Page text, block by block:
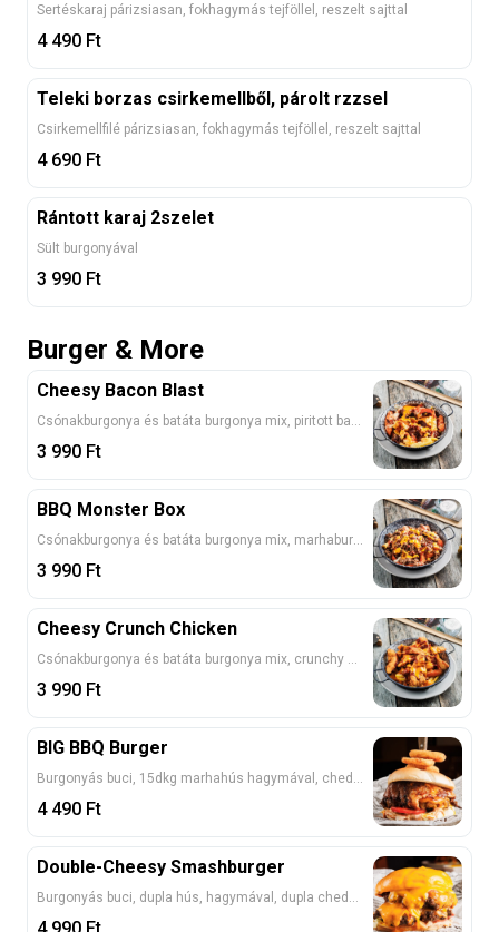
Sertéskaraj párizsiasan, fokhagymás tejföllel, reszelt sajttal
4 490 Ft
Teleki borzas csirkemellből, párolt rzzsel
Csirkemellfilé párizsiasan, fokhagymás tejföllel, reszelt sajttal
4 690 Ft
Rántott karaj 2szelet
Sült burgonyával
3 990 Ft
Burger & More
Cheesy Bacon Blast
3 990 Ft
BBQ Monster Box
3 990 Ft
Cheesy Crunch Chicken
3 990 Ft
BIG BBQ Burger
4 490 Ft
Double-Cheesy Smashburger